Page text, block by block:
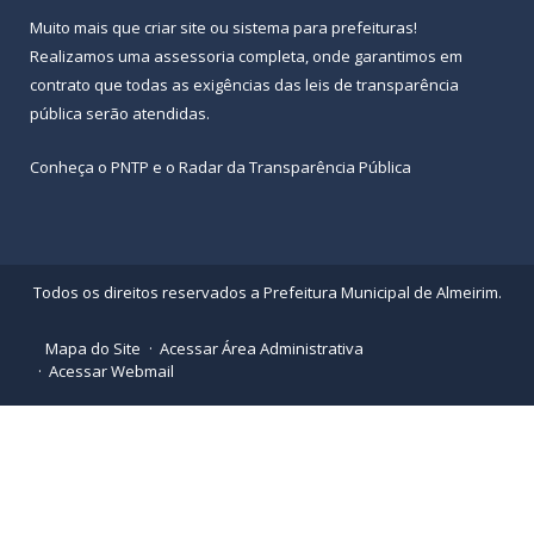
Muito mais que criar site ou sistema para prefeituras!
Realizamos uma assessoria completa, onde garantimos em
contrato que todas as exigências das leis de transparência
pública serão atendidas.
Conheça o PNTP e o Radar da Transparência Pública
Todos os direitos reservados a Prefeitura Municipal de Almeirim.
Mapa do Site
Acessar Área Administrativa
Acessar Webmail